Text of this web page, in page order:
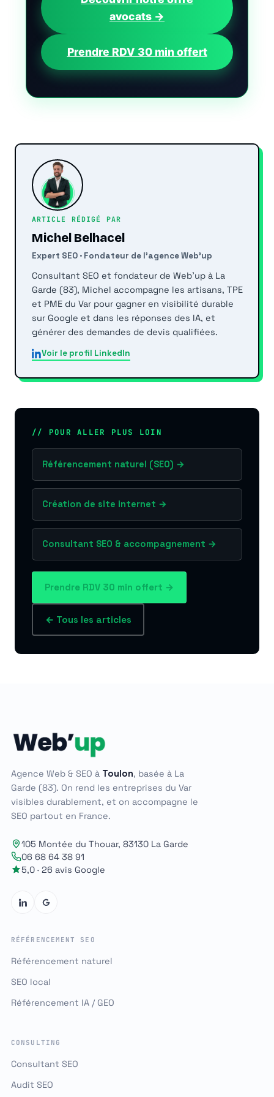
avocats →
Prendre RDV 30 min offert
ARTICLE RÉDIGÉ PAR
Michel Belhacel
Expert SEO · Fondateur de l'agence Web'up
Consultant SEO et fondateur de Web'up à La
Garde (83), Michel accompagne les artisans, TPE
et PME du Var pour gagner en visibilité durable
sur Google et dans les réponses des IA, et
générer des demandes de devis qualifiées.
Voir le profil LinkedIn
// POUR ALLER PLUS LOIN
Référencement naturel (SEO) →
Création de site internet →
Consultant SEO & accompagnement →
Prendre RDV 30 min offert →
← Tous les articles
Agence Web & SEO à Toulon, basée à La
Garde (83). On rend les entreprises du Var
visibles durablement, et on accompagne le
SEO partout en France.
105 Montée du Thouar, 83130 La Garde
06 68 64 38 91
5,0 · 26 avis Google
RÉFÉRENCEMENT SEO
Référencement naturel
SEO local
Référencement IA / GEO
CONSULTING
Consultant SEO
Audit SEO